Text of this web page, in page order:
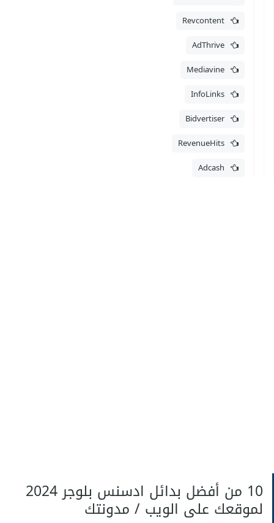
Revcontent
AdThrive
Mediavine
InfoLinks
Bidvertiser
RevenueHits
Adcash
10 من أفضل بدائل ادسنس بلوجر 2024
لموقعك على الويب / مدونتك